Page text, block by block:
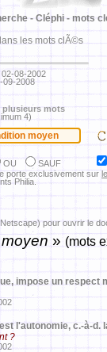
- Cléphi - mots
les mots clÃ©s
02-08-2002
09-2008
plusieurs mots
4)
OU
SAUF
porte exclusivement sur
Philia.
pour ouvrir le
moyen » (mots
impose un respect
l'autonomie, c.-à-d.
?